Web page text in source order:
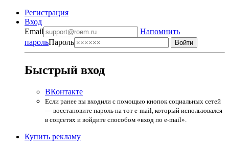
Регистрация
Вход
Email
Напомнить
парольПароль
Быстрый вход
ВКонтакте
Если ранее вы входили с помощью кнопок социальных сетей
— восстановите пароль на тот e-mail, который использовался
в соцсетях и войдите способом «вход по e-mail».
Купить рекламу